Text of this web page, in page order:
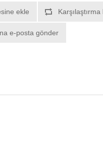
ekle
e-posta gönder